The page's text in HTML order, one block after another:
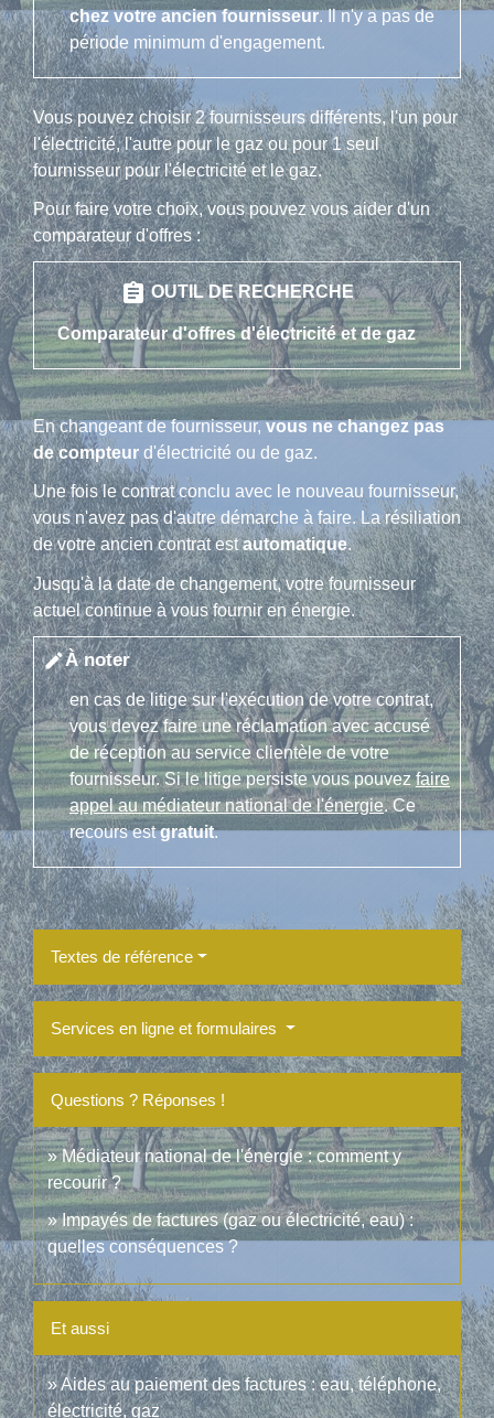
chez votre ancien fournisseur. Il n'y a pas de
période minimum d'engagement.
Vous pouvez choisir 2 fournisseurs différents, l'un pour
l'électricité, l'autre pour le gaz ou pour 1 seul
fournisseur pour l'électricité et le gaz.
Pour faire votre choix, vous pouvez vous aider d'un
comparateur d'offres :
assignment OUTIL DE RECHERCHE
Comparateur d'offres d'électricité et de gaz
En changeant de fournisseur,vous ne changez pas
de compteur d'électricité ou de gaz.
Une fois le contrat conclu avec le nouveau fournisseur,
vous n'avez pas d'autre démarche à faire. La résiliation
de votre ancien contrat estautomatique.
Jusqu'à la date de changement, votre fournisseur
actuel continue à vous fournir en énergie.
editÀ noter
en cas de litige sur l'exécution de votre contrat,
vous devez faire une réclamation avec accusé
de réception au service clientèle de votre
fournisseur. Si le litige persiste vous pouvezfaire
appel au médiateur national de l'énergie. Ce
recours estgratuit.
Textes de référence
Services en ligne et formulaires
Questions ? Réponses !
Médiateur national de l'énergie : comment y
recourir ?
Impayés de factures (gaz ou électricité, eau) :
quelles conséquences ?
Et aussi
Aides au paiement des factures : eau, téléphone,
électricité, gaz